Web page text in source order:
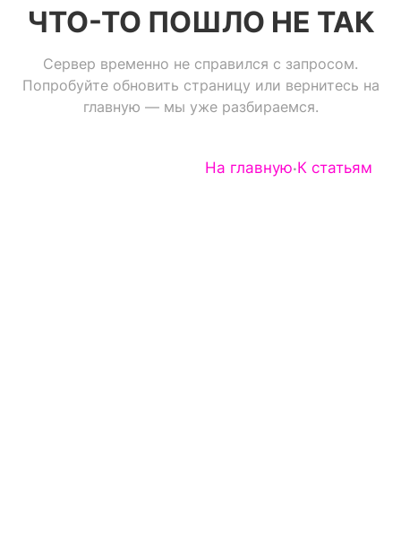
ЧТО-ТО ПОШЛО НЕ ТАК
Сервер временно не справился с запросом.
Попробуйте обновить страницу или вернитесь на
главную — мы уже разбираемся.
На главную·К статьям